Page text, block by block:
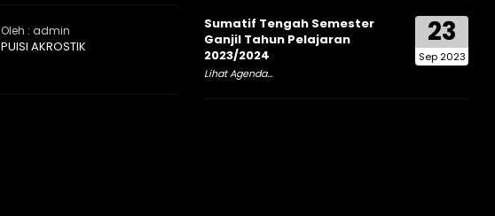
Oleh : admin
PUISI AKROSTIK 23
Sep 2023
Sumatif Tengah Semester
Ganjil Tahun Pelajaran
2023/2024
Lihat Agenda...